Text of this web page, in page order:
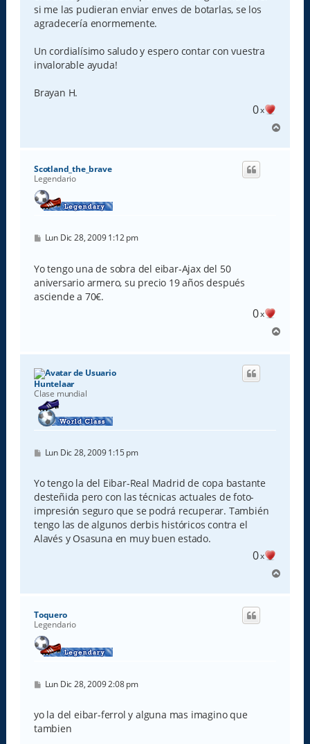
si me las pudieran enviar enves de botarlas, se los
agradecería enormemente.
Un cordialísimo saludo y espero contar con vuestra
invalorable ayuda!
Brayan H.
0x
r
Scotland_the_brave
Legendario
M
s
a
j
e
Lun Dic 28, 2009 1:12 pm
Yo tengo una de sobra del eibar-Ajax del 50
aniversario armero, su precio 19 años después
asciende a 70€.
0x
r
Huntelaar
Clase mundial
M
s
a
j
e
Lun Dic 28, 2009 1:15 pm
Yo tengo la del Eibar-Real Madrid de copa bastante
desteñida pero con las técnicas actuales de foto-
impresión seguro que se podrá recuperar. También
tengo las de algunos derbis históricos contra el
Alavés y Osasuna en muy buen estado.
0x
r
Toquero
Legendario
M
s
a
j
Lun Dic 28, 2009 2:08 pm
yo la del eibar-ferrol y alguna mas imagino que
tambien